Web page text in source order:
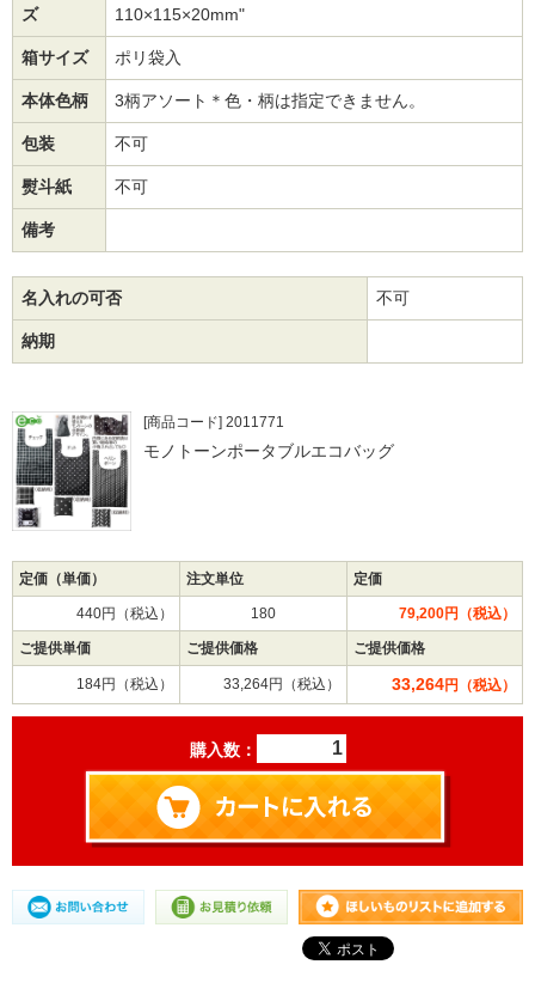
ズ
110×115×20mm"
箱サイズ ポリ袋入
本体色柄 3柄アソート＊色・柄は指定できません。
包装 不可
熨斗紙 不可
備考
名入れの可否 不可
納期
[商品コード] 2011771
モノトーンポータブルエコバッグ
定価（単価） 注文単位 定価
440円（税込） 180 79,200円（税込）
ご提供単価 ご提供価格 ご提供価格
184円（税込） 33,264円（税込） 33,264円（税込）
購入数：